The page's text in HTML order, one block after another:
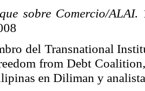
sobre Comercio/ALAI.
del Transnational
from Debt
en Diliman y